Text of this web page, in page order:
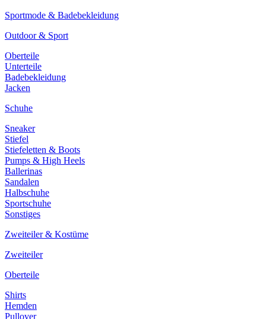
Sportmode & Badebekleidung
Outdoor & Sport
Oberteile
Unterteile
Badebekleidung
Jacken
Schuhe
Sneaker
Stiefel
Stiefeletten & Boots
Pumps & High Heels
Ballerinas
Sandalen
Halbschuhe
Sportschuhe
Sonstiges
Zweiteiler & Kostüme
Zweiteiler
Oberteile
Shirts
Hemden
Pullover